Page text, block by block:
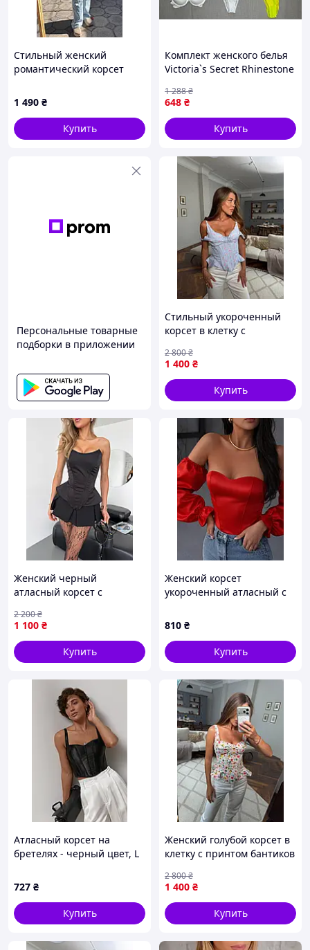
Стильный женский
романтический корсет
атласные вставки
1 490 ₴
Купить
Комплект женского белья
Victoria`s Secret Rhinestone
стразами Виктория Сикрет
- 5 цветов
648 ₴
1 288₴
Купить
Персональные товарные
подборки в приложении
Стильный укороченный
корсет в клетку с
чашками: модная летняя
одежда для девушек на
свидание или прогулку
1 400 ₴
2 800₴
Купить
Женский черный
атласный корсет с
косточках: стильный
моделирующий топ-корсет
– трендовая вечерняя
одежда
1 100 ₴
2 200₴
Купить
Женский корсет
укороченный атласный с
44-46
810 ₴
Купить
Атласный корсет на
бретелях - черный цвет, L
727 ₴
Купить
Женский голубой корсет в
клетку с принтом бантиков
летний корсетный топ с
воланом
1 400 ₴
2 800₴
Купить